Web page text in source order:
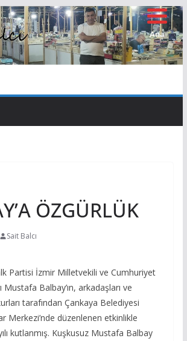
ÖZGÜRLÜK
Sait Balcı
Partisi İzmir Milletvekili ve Cumhuriyet
Mustafa Balbay’ın, arkadaşları ve
tarafından Çankaya Belediyesi
Merkezi’nde düzenlenen etkinlikle
kutlanmış. Kuşkusuz Mustafa Balbay
Ana
Sayfa